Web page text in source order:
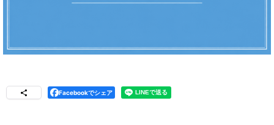
Facebookでシェア